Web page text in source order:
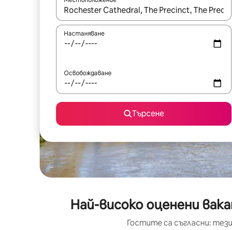
Когато резултатите се покажат, използвайте
Настаняване
Освобождаване
Търсене
Най-високо оценени
Гостите са съгласни: